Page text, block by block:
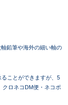
鉛筆や海外の細い軸の
ことができますが、5
ロネコDM便・ネコポ